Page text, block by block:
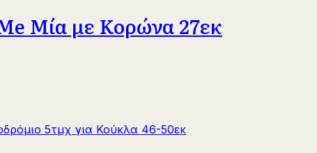
Μία με Κορώνα 27εκ